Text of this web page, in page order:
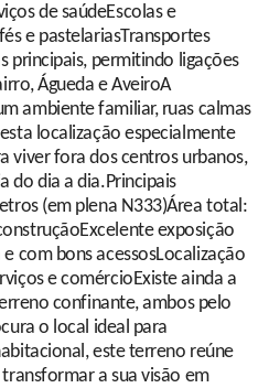
de saúdeEscolas e
e pastelariasTransportes
principais, permitindo ligações
Águeda e AveiroA
ambiente familiar, ruas calmas
localização especialmente
viver fora dos centros urbanos,
do dia a dia.Principais
(em plena N333)Área total:
exposição
com bons acessosLocalização
e comércioExiste ainda a
confinante, ambos pelo
o local ideal para
este terreno reúne
a sua visão em